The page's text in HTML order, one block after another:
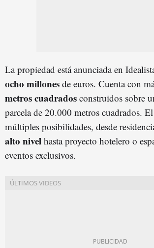
La propiedad está anunciada en
ocho millones de euros. Cuenta con
metros cuadrados construidos sobre
parcela de 20.000 metros cuadrados.
múltiples posibilidades, desde
alto nivel hasta proyecto hotelero o
eventos exclusivos.